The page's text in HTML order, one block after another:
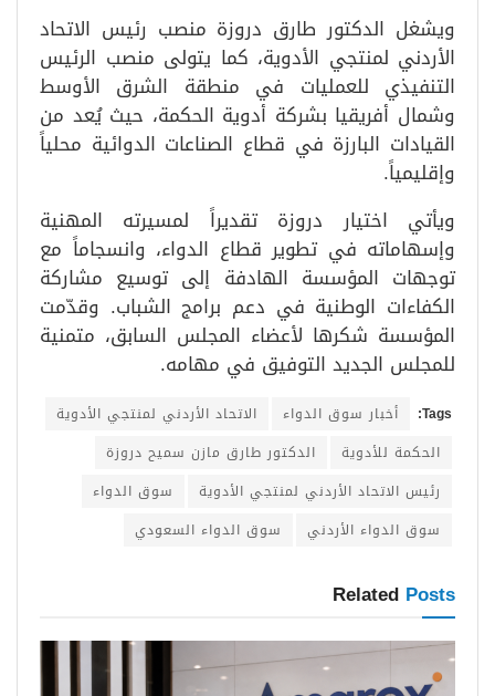
ويشغل الدكتور طارق دروزة منصب رئيس الاتحاد
الأردني لمنتجي الأدوية، كما يتولى منصب الرئيس
التنفيذي للعمليات في منطقة الشرق الأوسط
وشمال أفريقيا بشركة أدوية الحكمة، حيث يُعد من
القيادات البارزة في قطاع الصناعات الدوائية محلياً
وإقليمياً.
ويأتي اختيار دروزة تقديراً لمسيرته المهنية
وإسهاماته في تطوير قطاع الدواء، وانسجاماً مع
توجهات المؤسسة الهادفة إلى توسيع مشاركة
الكفاءات الوطنية في دعم برامج الشباب. وقدّمت
المؤسسة شكرها لأعضاء المجلس السابق، متمنية
للمجلس الجديد التوفيق في مهامه.
Tags: أخبار سوق الدواء
الاتحاد الأردني لمنتجي الأدوية
الحكمة للأدوية
الدكتور طارق مازن سميح دروزة
رئيس الاتحاد الأردني لمنتجي الأدوية
سوق الدواء
سوق الدواء الأردني
سوق الدواء السعودي
Related Posts